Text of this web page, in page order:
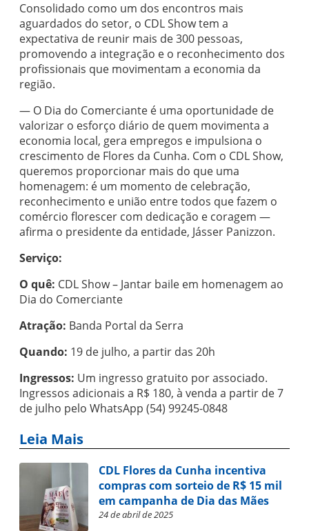
Consolidado como um dos encontros mais
aguardados do setor, o CDL Show tem a
expectativa de reunir mais de 300 pessoas,
promovendo a integração e o reconhecimento dos
profissionais que movimentam a economia da
região.
— O Dia do Comerciante é uma oportunidade de
valorizar o esforço diário de quem movimenta a
economia local, gera empregos e impulsiona o
crescimento de Flores da Cunha. Com o CDL Show,
queremos proporcionar mais do que uma
homenagem: é um momento de celebração,
reconhecimento e união entre todos que fazem o
comércio florescer com dedicação e coragem —
afirma o presidente da entidade, Jásser Panizzon.
Serviço:
O quê: CDL Show – Jantar baile em homenagem ao
Dia do Comerciante
Atração: Banda Portal da Serra
Quando: 19 de julho, a partir das 20h
Ingressos: Um ingresso gratuito por associado.
Ingressos adicionais a R$ 180, à venda a partir de 7
de julho pelo WhatsApp (54) 99245-0848
Leia Mais
CDL Flores da Cunha incentiva
compras com sorteio de R$ 15 mil
em campanha de Dia das Mães
24 de abril de 2025